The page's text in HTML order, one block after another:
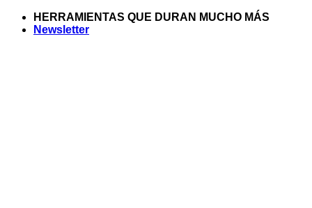
Saltar
HERRAMIENTAS QUE DURAN MUCHO MÁS
Newsletter